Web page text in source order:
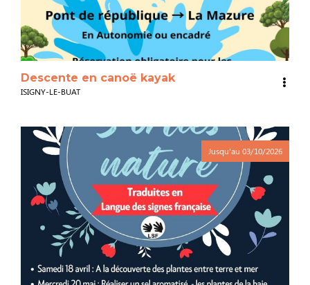
Descente en canoë kayak
ISIGNY-LE-BUAT
Jusqu'au 03/10/2026